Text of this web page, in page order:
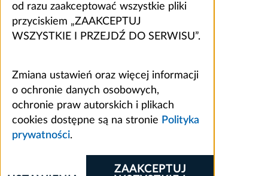
od razu zaakceptować wszystkie pliki
przyciskiem „ZAAKCEPTUJ
WSZYSTKIE I PRZEJDŹ DO SERWISU”.
Zmiana ustawień oraz więcej informacji
o ochronie danych osobowych,
ochronie praw autorskich i plikach
cookies dostępne są na stronie Polityka
prywatności.
ZAAKCEPTUJ